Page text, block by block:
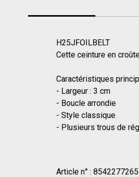
H25JFOILBELT
Cette ceinture en
Caractéristiques
- Largeur : 3 cm
- Boucle arrondie
- Style classique
- Plusieurs trous de
Article n° : 8542277265